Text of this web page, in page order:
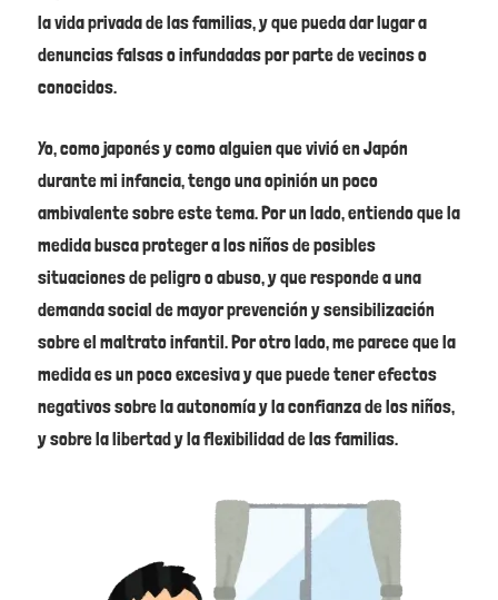
la vida privada de las familias, y que pueda dar lugar a
denuncias falsas o infundadas por parte de vecinos o
conocidos.
Yo, como japonés y como alguien que vivió en Japón
durante mi infancia, tengo una opinión un poco
ambivalente sobre este tema. Por un lado, entiendo que la
medida busca proteger a los niños de posibles
situaciones de peligro o abuso, y que responde a una
demanda social de mayor prevención y sensibilización
sobre el maltrato infantil. Por otro lado, me parece que la
medida es un poco excesiva y que puede tener efectos
negativos sobre la autonomía y la confianza de los niños,
y sobre la libertad y la flexibilidad de las familias.